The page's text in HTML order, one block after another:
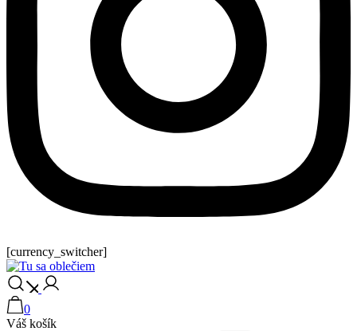
[currency_switcher]
Tu sa oblečiem
0
Váš košík